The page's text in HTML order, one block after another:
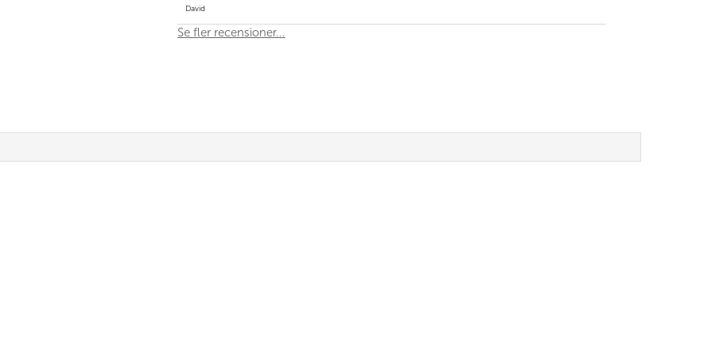
David
Se fler recensioner...